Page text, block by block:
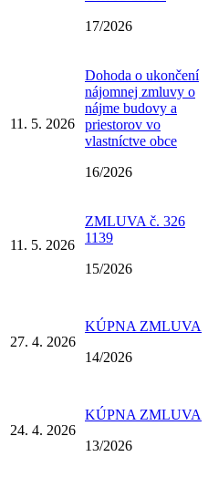
17/2026
11. 5. 2026
Dohoda o ukončení
nájomnej zmluvy o
nájme budovy a
priestorov vo
vlastníctve obce
16/2026
11. 5. 2026
ZMLUVA č. 326
1139
15/2026
27. 4. 2026
KÚPNA ZMLUVA
14/2026
24. 4. 2026
KÚPNA ZMLUVA
13/2026